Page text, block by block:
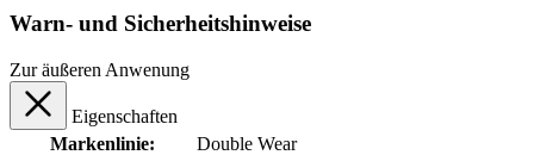
Warn- und Sicherheitshinweise
Zur äußeren Anwenung
Eigenschaften
Markenlinie:
Double Wear